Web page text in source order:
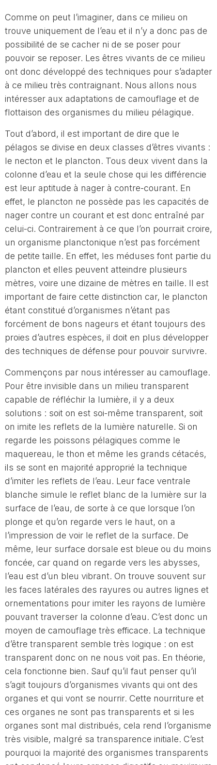
Comme on peut l’imaginer, dans ce milieu on
trouve uniquement de l’eau et il n’y a donc pas de
possibilité de se cacher ni de se poser pour
pouvoir se reposer. Les êtres vivants de ce milieu
ont donc développé des techniques pour s’adapter
à ce milieu très contraignant. Nous allons nous
intéresser aux adaptations de camouflage et de
flottaison des organismes du milieu pélagique.
Tout d’abord, il est important de dire que le
pélagos se divise en deux classes d’êtres vivants :
le necton et le plancton. Tous deux vivent dans la
colonne d’eau et la seule chose qui les différencie
est leur aptitude à nager à contre-courant. En
effet, le plancton ne possède pas les capacités de
nager contre un courant et est donc entraîné par
celui-ci. Contrairement à ce que l’on pourrait croire,
un organisme planctonique n’est pas forcément
de petite taille. En effet, les méduses font partie du
plancton et elles peuvent atteindre plusieurs
mètres, voire une dizaine de mètres en taille. Il est
important de faire cette distinction car, le plancton
étant constitué d’organismes n’étant pas
forcément de bons nageurs et étant toujours des
proies d’autres espèces, il doit en plus développer
des techniques de défense pour pouvoir survivre.
Commençons par nous intéresser au camouflage.
Pour être invisible dans un milieu transparent
capable de réfléchir la lumière, il y a deux
solutions : soit on est soi-même transparent, soit
on imite les reflets de la lumière naturelle. Si on
regarde les poissons pélagiques comme le
maquereau, le thon et même les grands cétacés,
ils se sont en majorité approprié la technique
d’imiter les reflets de l’eau. Leur face ventrale
blanche simule le reflet blanc de la lumière sur la
surface de l’eau, de sorte à ce que lorsque l’on
plonge et qu’on regarde vers le haut, on a
l’impression de voir le reflet de la surface. De
même, leur surface dorsale est bleue ou du moins
foncée, car quand on regarde vers les abysses,
l’eau est d’un bleu vibrant. On trouve souvent sur
les faces latérales des rayures ou autres lignes et
ornementations pour imiter les rayons de lumière
pouvant traverser la colonne d’eau. C’est donc un
moyen de camouflage très efficace. La technique
d’être transparent semble très logique : on est
transparent donc on ne nous voit pas. En théorie,
cela fonctionne bien. Sauf qu’il faut penser qu’il
s’agit toujours d’organismes vivants qui ont des
organes et qui vont se nourrir. Cette nourriture et
ces organes ne sont pas transparents et si les
organes sont mal distribués, cela rend l’organisme
très visible, malgré sa transparence initiale. C’est
pourquoi la majorité des organismes transparents